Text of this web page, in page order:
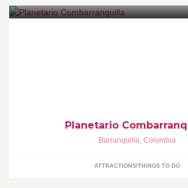
Planetario
Barranquilla, Colombia
ATTRACTIONS/THINGS TO DO